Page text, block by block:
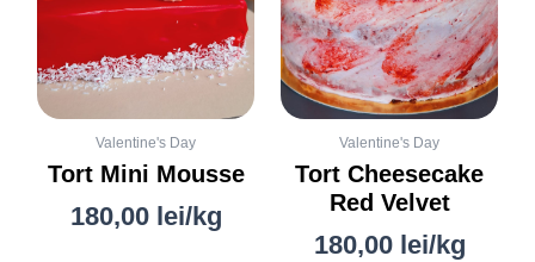
Valentine's Day
Tort Mini Mousse
180,00 lei/kg
Valentine's Day
Tort Cheesecake
Red Velvet
180,00 lei/kg